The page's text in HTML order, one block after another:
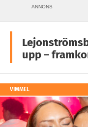
ANNONS
upp –
VIMMEL